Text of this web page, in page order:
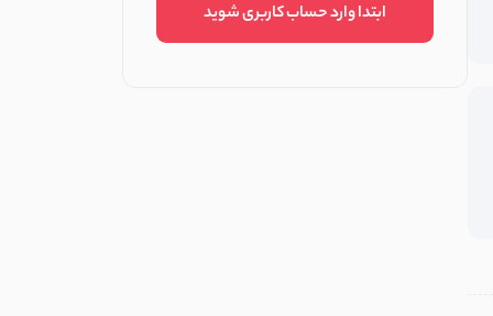
ابتدا وارد حساب کاربری شوید